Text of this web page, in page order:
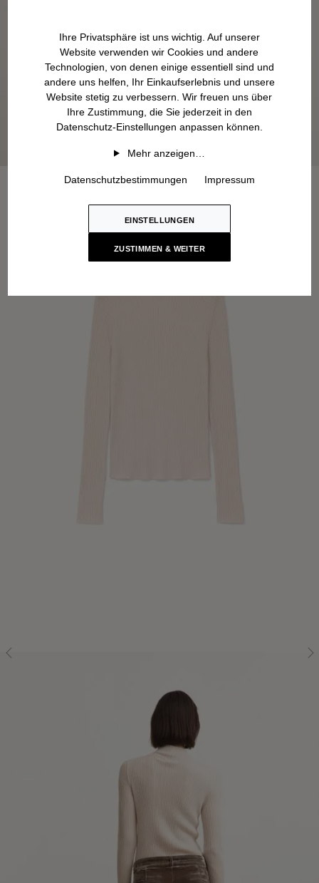
Ihre Privatsphäre ist uns wichtig. Auf unserer
Website verwenden wir Cookies und andere
Technologien, von denen einige essentiell sind und
andere uns helfen, Ihr Einkaufserlebnis und unsere
Website stetig zu verbessern. Wir freuen uns über
Ihre Zustimmung, die Sie jederzeit in den
Datenschutz-Einstellungen anpassen können.
Mehr anzeigen…
Datenschutzbestimmungen Impressum
EINSTELLUNGEN
ZUSTIMMEN & WEITER